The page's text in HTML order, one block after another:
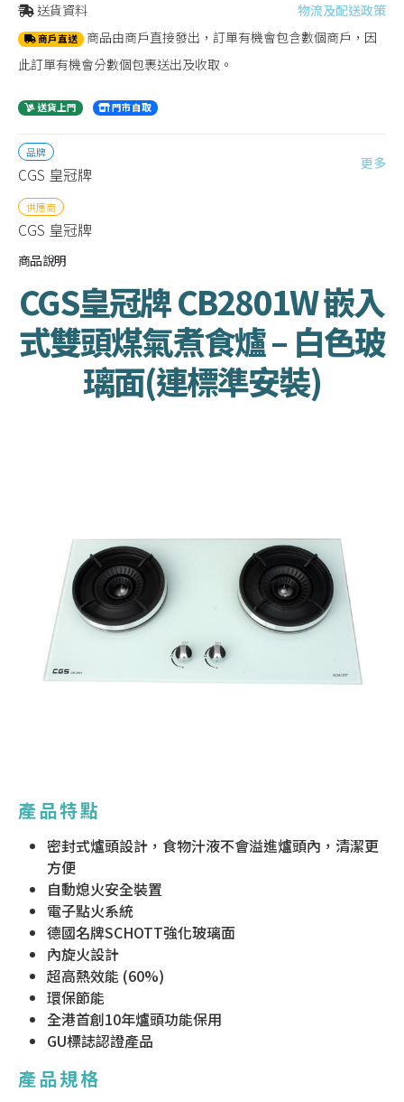
送貨資料 物流及配送政策
商戶直送 商品由商戶直接發出，訂單有機會包含數個商戶，因
此訂單有機會分數個包裹送出及收取。
送貨上門 門市自取
品牌
CGS 皇冠牌
更多
供應商
CGS 皇冠牌
商品說明
CGS皇冠牌 CB2801W 嵌入
式雙頭煤氣煮食爐 – 白色玻
璃面(連標準安裝)
產品特點
密封式爐頭設計，食物汁液不會溢進爐頭內，清潔更
方便
自動熄火安全裝置
電子點火系統
德國名牌SCHOTT強化玻璃面
內旋火設計
超高熱效能 (60%)
環保節能
全港首創10年爐頭功能保用
GU標誌認證產品
產品規格